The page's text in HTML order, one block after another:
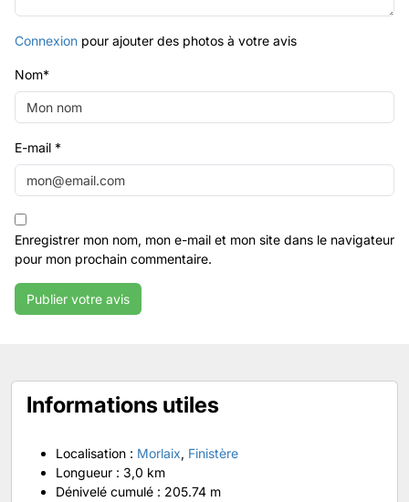
Connexion pour ajouter des photos à votre avis
Nom*
E-mail *
Enregistrer mon nom, mon e-mail et mon site dans le navigateur
pour mon prochain commentaire.
Informations utiles
Localisation : Morlaix, Finistère
Longueur : 3,0 km
Dénivelé cumulé : 205.74 m